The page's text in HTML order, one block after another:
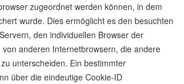
zugeordnet werden können, in dem
wurde. Dies ermöglicht es den besuchten
den individuellen Browser der
anderen Internetbrowsern, die andere
unterscheiden. Ein bestimmter
über die eindeutige Cookie-ID